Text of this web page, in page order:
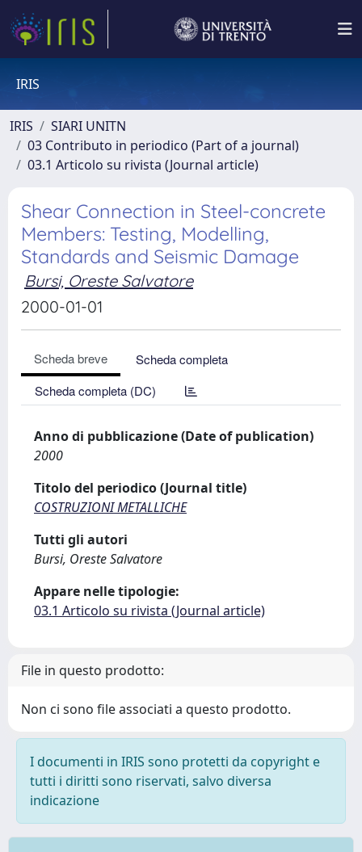
IRIS
IRIS
SIARI UNITN
03 Contributo in periodico (Part of a journal)
03.1 Articolo su rivista (Journal article)
Shear Connection in Steel-concrete
Members: Testing, Modelling,
Standards and Seismic Damage
Bursi, Oreste Salvatore
2000-01-01
Scheda breve
Scheda completa
Scheda completa (DC)
Anno di pubblicazione (Date of publication)
2000
Titolo del periodico (Journal title)
COSTRUZIONI METALLICHE
Tutti gli autori
Bursi, Oreste Salvatore
Appare nelle tipologie:
03.1 Articolo su rivista (Journal article)
File in questo prodotto:
Non ci sono file associati a questo prodotto.
I documenti in IRIS sono protetti da copyright e
tutti i diritti sono riservati, salvo diversa
indicazione